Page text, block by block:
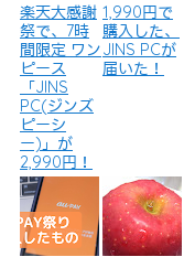
楽天大感謝
祭で、7時
間限定 ワン
ピース
「JINS
PC(ジンズ
ピーシ
ー)」が
2,990円！
1,990円で
購入した、
JINS PCが
届いた！